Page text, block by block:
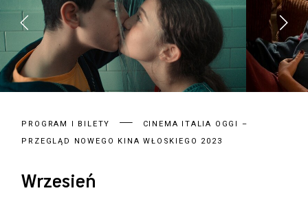
PROGRAM I BILETY
CINEMA ITALIA OGGI –
PRZEGLĄD NOWEGO KINA WŁOSKIEGO 2023
Wrzesień